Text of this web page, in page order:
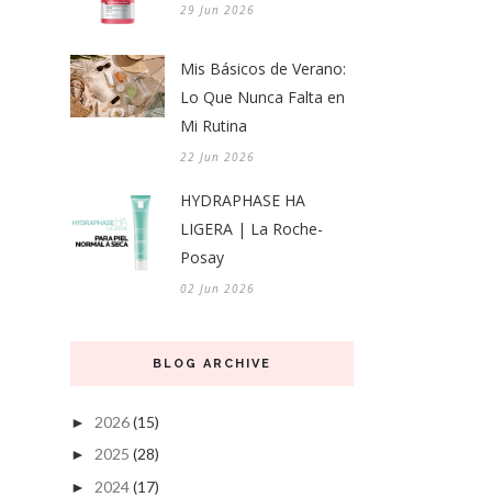
29 Jun 2026
Mis Básicos de Verano:
Lo Que Nunca Falta en
Mi Rutina
22 Jun 2026
HYDRAPHASE HA
LIGERA | La Roche-
Posay
02 Jun 2026
BLOG ARCHIVE
► 2026(15)
► 2025 (28)
► 2024(17)